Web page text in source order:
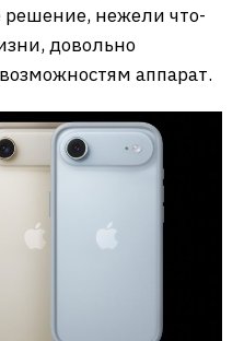
решение, нежели что-
довольно
аппарат.